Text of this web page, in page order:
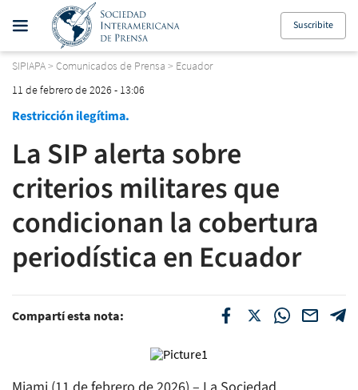
Suscribite
SIPIAPA> Comunicados de Prensa > Ecuador
11 de febrero de 2026 - 13:06
Restricción ilegítima.
La SIP alerta sobre
criterios militares que
condicionan la cobertura
periodística en Ecuador
Compartí esta nota: